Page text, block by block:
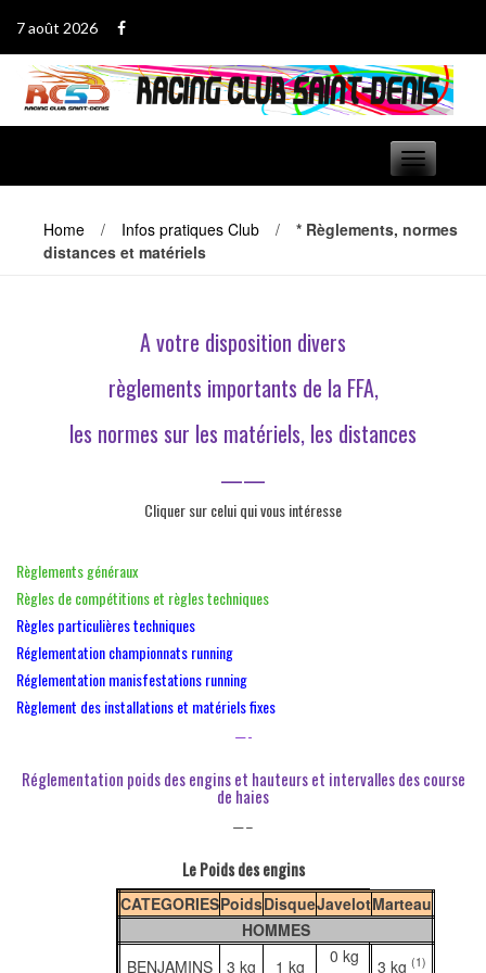
contenu
7 août 2026
Basculer
navigation
Home / Infos pratiques Club /
* Règlements, normes
distances et matériels
A votre disposition divers
règlements importants de la FFA,
les normes sur les matériels, les distances
——
Cliquer sur celui qui vous intéresse
Règlements généraux
Règles de compétitions et règles techniques
Règles particulières techniques
Réglementation championnats running
Réglementation manisfestations running
Règlement des installations et matériels fixes
—-
Réglementation poids des engins et hauteurs et intervalles des course
de haies
—–
Le Poids des engins
CATEGORIESPoidsDisqueJavelotMarteau
HOMMES
BENJAMINS
3 kg 1 kg
0 kg
3 kg(1)